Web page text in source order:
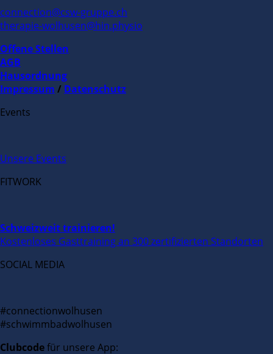
connection@csw-gruppe.ch
therapie-wolhusen@hin.physio
Offene Stellen
AGB
Hausordnung
Impressum / Datenschutz
Events
Unsere Events
FITWORK
Schweizweit trainieren!
Kostenloses Gasttraining an 300 zertifizierten Standorten
SOCIAL MEDIA
#connectionwolhusen
#schwimmbadwolhusen
Clubcodefür unsere App: